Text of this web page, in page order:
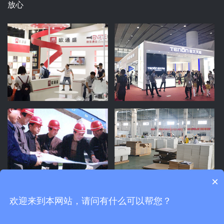
放心
×
欢迎来到本网站，请问有什么可以帮您？